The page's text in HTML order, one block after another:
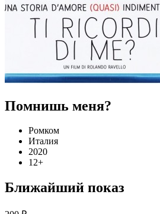
Помнишь меня?
Ромком
Италия
2020
12+
Ближайший показ